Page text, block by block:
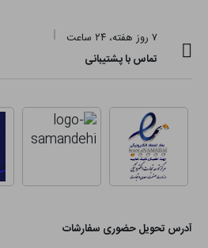
۷ روز هفته، ۲۴ ساعت
تماس با پشتیبانی
آدرس تحویل حضوری سفارشات